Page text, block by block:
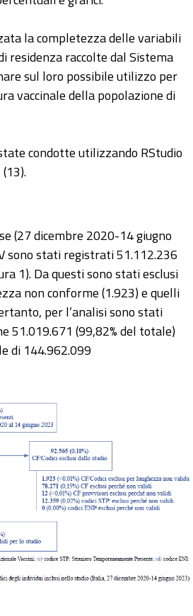
la completezza delle variabili
residenza raccolte dal Sistema
sul loro possibile utilizzo per
vaccinale della popolazione di
condotte utilizzando RStudio
(27 dicembre 2020-14 giugno
sono stati registrati 51.112.236
1). Da questi sono stati esclusi
non conforme (1.923) e quelli
per l’analisi sono stati
51.019.671 (99,82% del totale)
di 144.962.099